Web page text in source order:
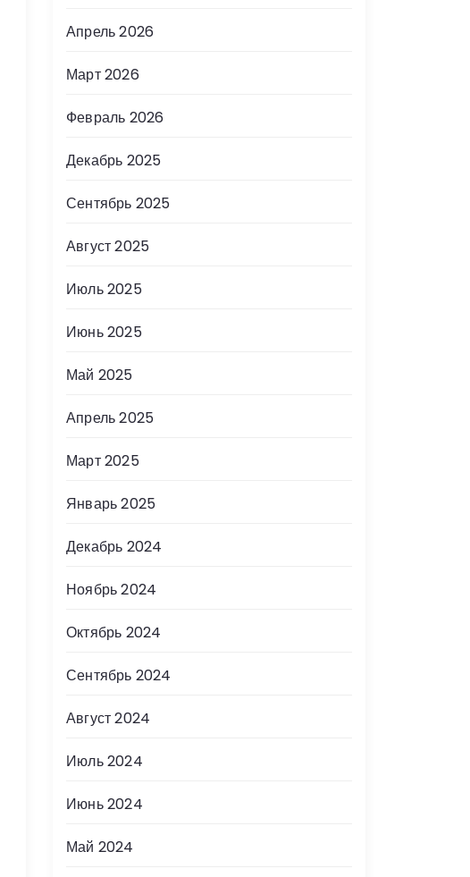
Апрель 2026
Март 2026
Февраль 2026
Декабрь 2025
Сентябрь 2025
Август 2025
Июль 2025
Июнь 2025
Май 2025
Апрель 2025
Март 2025
Январь 2025
Декабрь 2024
Ноябрь 2024
Октябрь 2024
Сентябрь 2024
Август 2024
Июль 2024
Июнь 2024
Май 2024